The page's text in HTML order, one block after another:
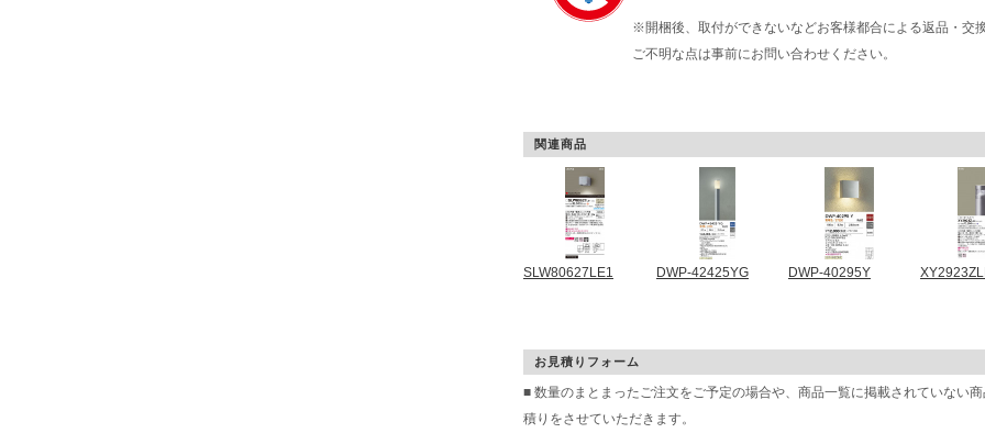
※開梱後、取付ができないなどお客様都合による返品・交
ご不明な点は事前にお問い合わせください。
関連商品
SLW80627LE1 DWP-42425YG DWP-40295Y
お見積りフォーム
■ 数量のまとまったご注文をご予定の場合や、商品一覧に掲載されていない
積りをさせていただきます。